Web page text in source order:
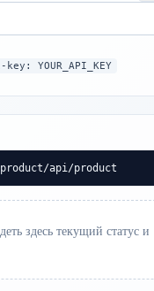
YOUR_API_KEY
api/product
здесь текущий статус и